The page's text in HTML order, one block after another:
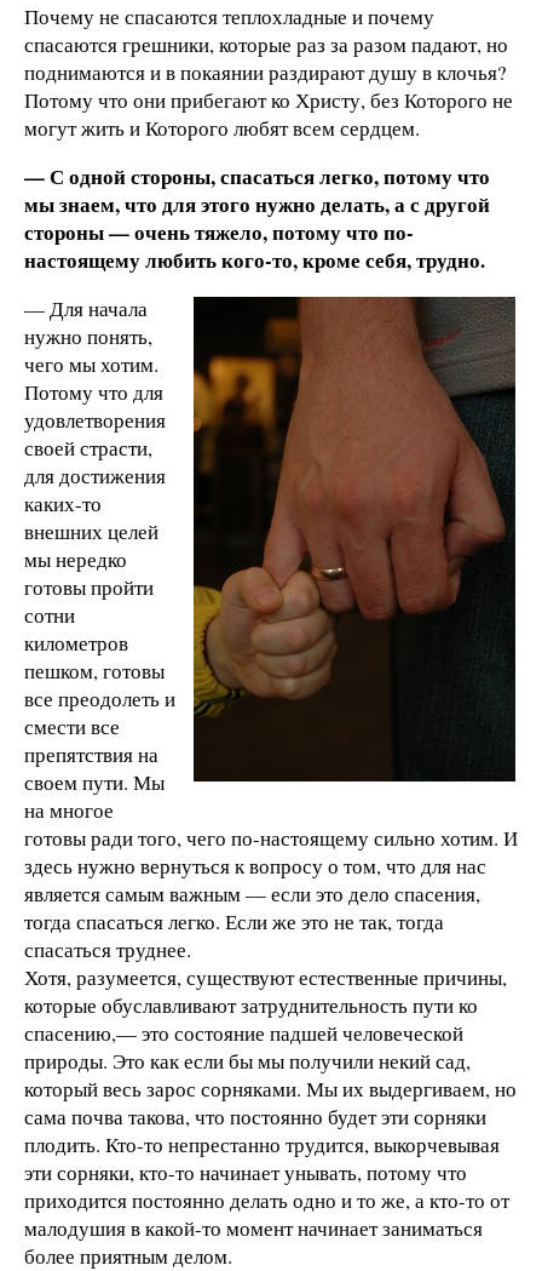
Почему не спасаются теплохладные и почему
спасаются грешники, которые раз за разом падают, но
поднимаются и в покаянии раздирают душу в клочья?
Потому что они прибегают ко Христу, без Которого не
могут жить и Которого любят всем сердцем.
— С одной стороны, спасаться легко, потому что
мы знаем, что для этого нужно делать, а с другой
стороны — очень тяжело, потому что по-
настоящему любить кого-то, кроме себя, трудно.
— Для начала
нужно понять,
чего мы хотим.
Потому что для
удовлетворения
своей страсти,
для достижения
каких-то
внешних целей
мы нередко
готовы пройти
сотни
километров
пешком, готовы
все преодолеть и
смести все
препятствия на
своем пути. Мы
на многое
готовы ради того, чего по-настоящему сильно хотим. И
здесь нужно вернуться к вопросу о том, что для нас
является самым важным — если это дело спасения,
тогда спасаться легко. Если же это не так, тогда
спасаться труднее.
Хотя, разумеется, существуют естественные причины,
которые обуславливают затруднительность пути ко
спасению,— это состояние падшей человеческой
природы. Это как если бы мы получили некий сад,
который весь зарос сорняками. Мы их выдергиваем, но
сама почва такова, что постоянно будет эти сорняки
плодить. Кто-то непрестанно трудится, выкорчевывая
эти сорняки, кто-то начинает унывать, потому что
приходится постоянно делать одно и то же, а кто-то от
малодушия в какой-то момент начинает заниматься
более приятным делом.